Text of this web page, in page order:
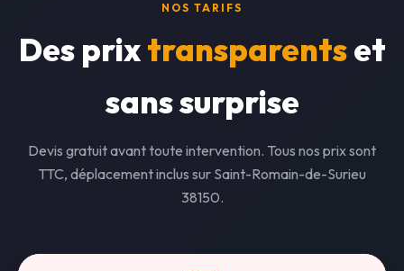
NOS TARIFS
Des prixtransparentset
sans surprise
Devis gratuit avant toute intervention. Tous nos prix sont
TTC, déplacement inclus sur Saint-Romain-de-Surieu
38150.